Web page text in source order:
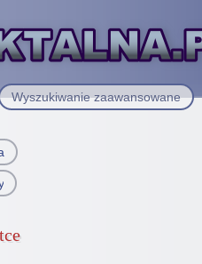
Wyszukiwanie zaawansowane